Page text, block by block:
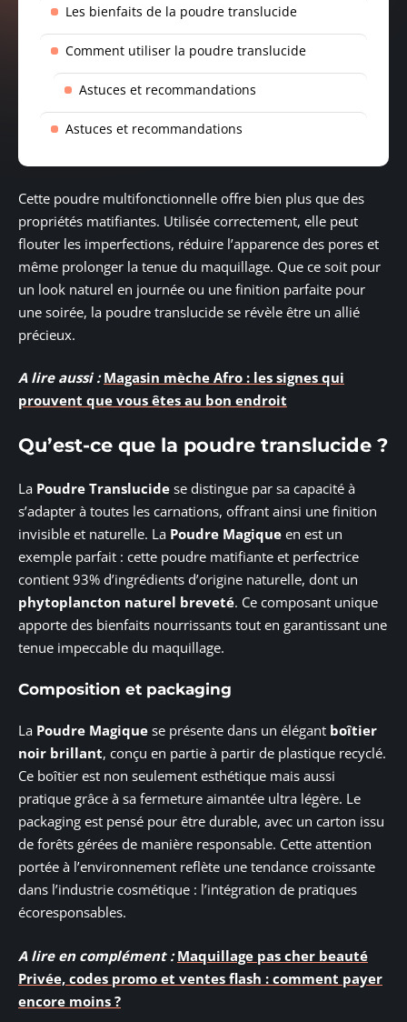
Les bienfaits de la poudre translucide
Comment utiliser la poudre translucide
Astuces et recommandations
Astuces et recommandations
Cette poudre multifonctionnelle offre bien plus que des
propriétés matifiantes. Utilisée correctement, elle peut
flouter les imperfections, réduire l’apparence des pores et
même prolonger la tenue du maquillage. Que ce soit pour
un look naturel en journée ou une finition parfaite pour
une soirée, la poudre translucide se révèle être un allié
précieux.
A lire aussi : Magasin mèche Afro : les signes qui
prouvent que vous êtes au bon endroit
Qu’est-ce que la poudre translucide ?
La Poudre Translucide se distingue par sa capacité à
s’adapter à toutes les carnations, offrant ainsi une finition
invisible et naturelle. La Poudre Magique en est un
exemple parfait : cette poudre matifiante et perfectrice
contient 93% d’ingrédients d’origine naturelle, dont un
phytoplancton naturel breveté. Ce composant unique
apporte des bienfaits nourrissants tout en garantissant une
tenue impeccable du maquillage.
Composition et packaging
La Poudre Magique se présente dans un élégant boîtier
noir brillant, conçu en partie à partir de plastique recyclé.
Ce boîtier est non seulement esthétique mais aussi
pratique grâce à sa fermeture aimantée ultra légère. Le
packaging est pensé pour être durable, avec un carton issu
de forêts gérées de manière responsable. Cette attention
portée à l’environnement reflète une tendance croissante
dans l’industrie cosmétique : l’intégration de pratiques
écoresponsables.
A lire en complément : Maquillage pas cher beauté
Privée, codes promo et ventes flash : comment payer
encore moins ?